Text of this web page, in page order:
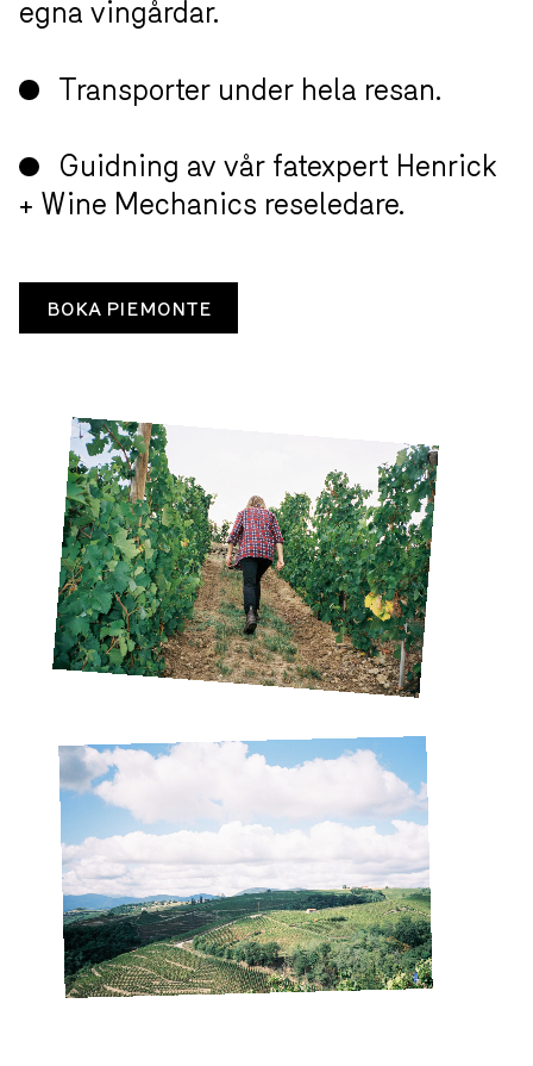
Långluncher i La Morra och
egna vingårdar.
Guidning av vår fatexpert
BOKA PIEMONTE
VILL DU GÅ MED I VÅR
SKVALLERKLUBB?
bara rinner rakt ner i glaset. Du får nyhetsbrev som